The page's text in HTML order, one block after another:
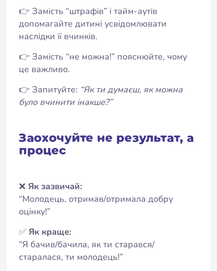
👉 Замість “штрафів” і тайм-аутів
допомагайте дитині усвідомлювати
наслідки її вчинків.
👉 Замість “не можна!” пояснюйте, чому
це важливо.
👉 Запитуйте: “Як ти думаєш, як можна
було вчинити інакше?”
Заохочуйте не результат, а
процес
❌ Як зазвичай:
“Молодець, отримав/отримала добру
оцінку!”
✅ Як краще:
“Я бачив/бачила, як ти старався/
старалася, ти молодець!”